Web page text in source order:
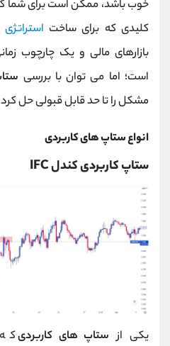
خوب باشد، ممکن است برای شما
کلیدی که برای ساخت استراتژی
بازارهای مالی و یک چارچوب
است؛ اما می توان با بررسی
مشکل را تا حد قابل قبولی حل
انواع ستاپ های کاربردی
ستاپ کاربردی کندل IFC
یکی از ستاپ های کاربردی